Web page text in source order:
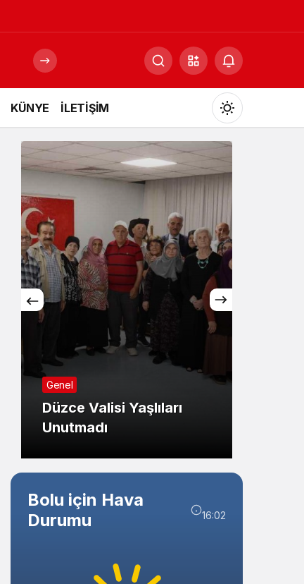
KÜNYE İLETİŞİM
Mod
değiştir
Gündüz Modu
Gündüz modunu seçin.
Gece Modu
Gece modunu seçin.
Sistem Modu
Sistem modunu seçin.
Genel
Düzce Valisi Yaşlıları
Unutmadı
Bolu için Hava
Durumu
16:02